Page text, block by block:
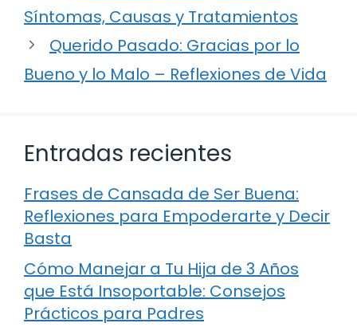
Síntomas, Causas y Tratamientos
Querido Pasado: Gracias por lo
Bueno y lo Malo – Reflexiones de Vida
Entradas recientes
Frases de Cansada de Ser Buena:
Reflexiones para Empoderarte y Decir
Basta
Cómo Manejar a Tu Hija de 3 Años
que Está Insoportable: Consejos
Prácticos para Padres